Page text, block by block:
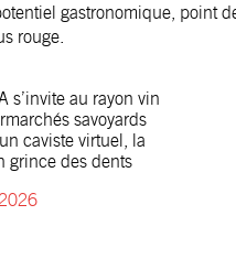
gastronomique, point
rouge.
s’invite au rayon vin
savoyards
caviste virtuel, la
grince des dents